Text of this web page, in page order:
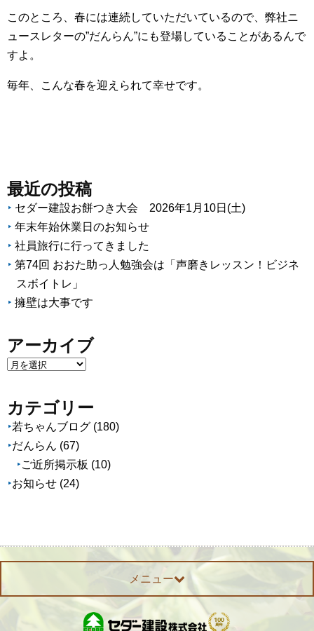
このところ、春には連続していただいているので、弊社ニ
ュースレターの”だんらん”にも登場していることがあるんで
すよ。
毎年、こんな春を迎えられて幸せです。
最近の投稿
セダー建設お餅つき大会 2026年1月10日(土)
年末年始休業日のお知らせ
社員旅行に行ってきました
第74回 おおた助っ人勉強会は「声磨きレッスン！ビジネ
スボイトレ」
擁壁は大事です
アーカイブ
ア
カ
イ
ブ
カテゴリー
若ちゃんブログ (180)
だんらん (67)
ご近所掲示板 (10)
お知らせ (24)
メニュー